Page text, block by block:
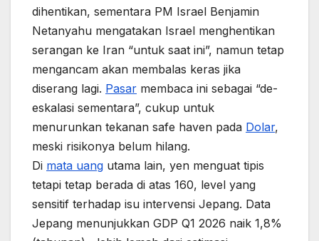
dihentikan, sementara PM Israel Benjamin
Netanyahu mengatakan Israel menghentikan
serangan ke Iran “untuk saat ini”, namun tetap
mengancam akan membalas keras jika
diserang lagi. Pasar membaca ini sebagai “de-
eskalasi sementara”, cukup untuk
menurunkan tekanan safe haven pada Dolar,
meski risikonya belum hilang.
Di mata uang utama lain, yen menguat tipis
tetapi tetap berada di atas 160, level yang
sensitif terhadap isu intervensi Jepang. Data
Jepang menunjukkan GDP Q1 2026 naik 1,8%